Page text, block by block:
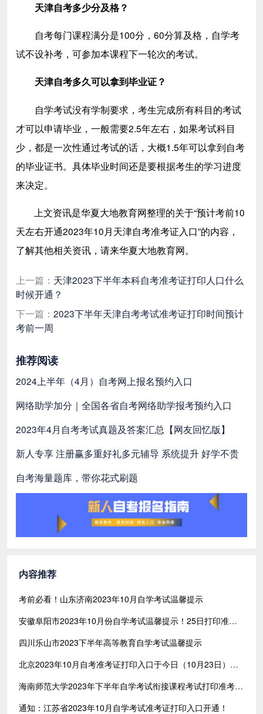
天津自考多少分及格？
自考每门课程满分是100分，60分算及格，自学考
试不设补考，可参加本课程下一轮次的考试。
天津自考多久可以拿到毕业证？
自学考试没有学制要求，考生完成所有科目的考试
才可以申请毕业，一般需要2.5年左右，如果考试科目
少，都是一次性通过考试的话，大概1.5年可以拿到自考
的毕业证书。具体毕业时间还是要根据考生的学习进度
来决定。
上文资讯是华夏大地教育网整理的关于“预计考前10
天左右开通2023年10月天津自考准考证入口”的内容，
了解其他相关资讯，请来华夏大地教育网。
上一篇： 天津2023下半年本科自考准考证打印人口什么
时候开通？
下一篇： ​2023下半年天津自考考试准考证打印时间预计
考前一周
推荐阅读
2024上半年（4月）自考网上报名预约入口
网络助学加分｜全国各省自考网络助学报考预约入口
2023年4月自考考试真题及答案汇总【网友回忆版】
新人专享 注册赢多重好礼多元辅导 系统提升 好学不贵
自考海量题库，带你花式刷题
内容推荐
考前必看！山东济南2023年10月自学考试温馨提示
安徽阜阳市2023年10月份自学考试温馨提示！25日打印准考证
四川乐山市2023下半年高等教育自学考试温馨提示
北京2023年10月自考准考证打印入口于今日（10月23日）开通
海南师范大学2023年下半年自学考试衔接课程考试打印准考证通知
通知：江苏省2023年10月自学考试准考证打印入口开通！